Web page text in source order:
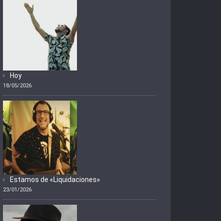
Hoy
18/05/2026
Estamos de «Liquidaciones»
23/01/2026